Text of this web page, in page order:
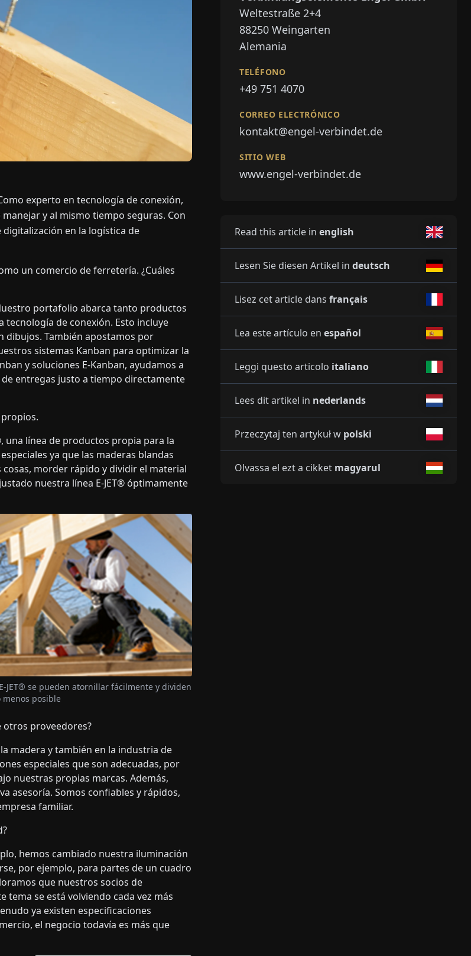
experto en tecnología de conexión,
y al mismo tiempo seguras. Con
en la logística de
un comercio de ferretería. ¿Cuáles
portafolio abarca tanto productos
de conexión. Esto incluye
dibujos. También apostamos por
sistemas Kanban para optimizar la
y soluciones E-Kanban, ayudamos a
entregas justo a tiempo directamente
una línea de productos propia para la
ya que las maderas blandas
morder rápido y dividir el material
nuestra línea E-JET® óptimamente
JET® se pueden atornillar fácilmente y dividen
posible
otros proveedores?
madera y también en la industria de
especiales que son adecuadas, por
nuestras propias marcas. Además,
asesoría. Somos confiables y rápidos,
familiar.
hemos cambiado nuestra iluminación
por ejemplo, para partes de un cuadro
que nuestros socios de
tema se está volviendo cada vez más
ya existen especificaciones
el negocio todavía es más que
Weltestraße 2+4
88250 Weingarten
Alemania
TELÉFONO
+49 751 4070
CORREO ELECTRÓNICO
kontakt@engel-verbindet.de
SITIO WEB
www.engel-verbindet.de
Read this article in english
Lesen Sie diesen Artikel in deutsch
Lisez cet article dans français
Lea este artículo en español
Leggi questo articolo italiano
Lees dit artikel in nederlands
Przeczytaj ten artykuł w polski
Olvassa el ezt a cikket magyarul